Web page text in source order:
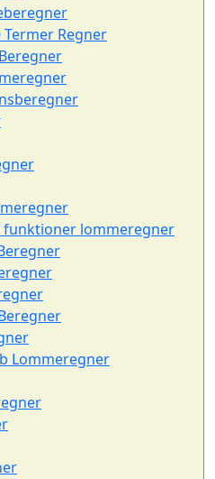
Regner
lommeregner
Lommeregner